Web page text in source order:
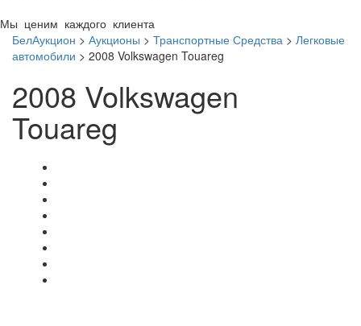
Мы ценим каждого клиента
БелАукцион > Аукционы > Транспортные Средства > Легковые
автомобили > 2008 Volkswagen Touareg
2008 Volkswagen
Touareg